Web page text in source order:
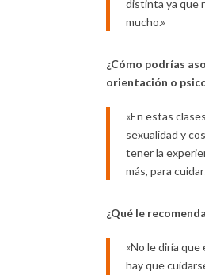
distinta ya que
mucho.»
¿Cómo podrías
orientación o
«En estas
sexualidad y
tener la
más, para
¿Qué le
«No le diría
hay que